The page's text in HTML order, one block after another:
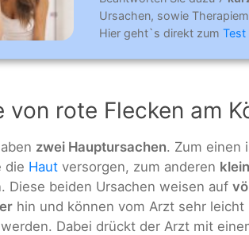
Ursachen, sowie
Hier geht`s direkt zum Test
von rote Flecken am
zwei Hauptursachen. Zum einen
die Haut versorgen, zum anderen
Diese beiden Ursachen weisen auf
hin und können vom Arzt sehr leicht
Dabei drückt der Arzt mit